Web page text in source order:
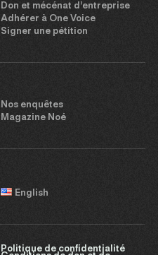
Don et mécénat d’entreprise
Adhérer à One Voice
Signer une pétition
Nos enquêtes
Magazine Noé
English
Politique de confidentialité